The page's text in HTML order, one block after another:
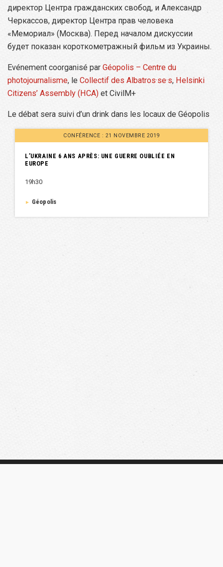
директор Центра гражданских свобод, и Александр
Черкассов, директор Центра прав человека
«Мемориал» (Москва). Перед началом дискуссии
будет показан короткометражный фильм из Украины.
Evénement coorganisé par Géopolis – Centre du
photojournalisme, le Collectif des Albatros·se·s, Helsinki
Citizens’ Assembly (HCA) et CivilM+
Le débat sera suivi d’un drink dans les locaux de Géopolis
CONFÉRENCE : 21 NOVEMBRE 2019
L’UKRAINE 6 ANS APRÈS: UNE GUERRE OUBLIÉE EN
EUROPE
19h30
► Géopolis